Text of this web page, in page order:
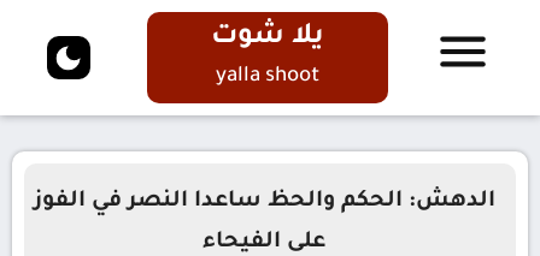
يلا شوت
yalla shoot
الدهش: الحكم والحظ ساعدا النصر في الفوز
على الفيحاء